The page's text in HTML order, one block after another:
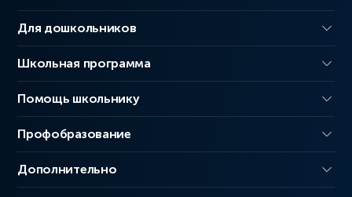
Для дошкольников
Школьная программа
Помощь школьнику
Профобразование
Дополнительно